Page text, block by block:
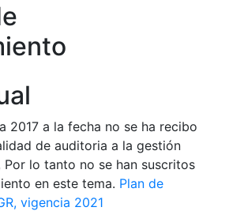
2017 a la fecha no se ha recibo
de auditoria a la gestión
Por lo tanto no se han suscritos
en este tema. Plan de
vigencia 2021